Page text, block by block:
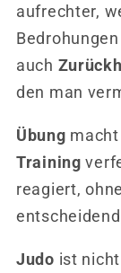
aufrechter,
auch
den man
Übung
Training
reagiert,
Judo ist